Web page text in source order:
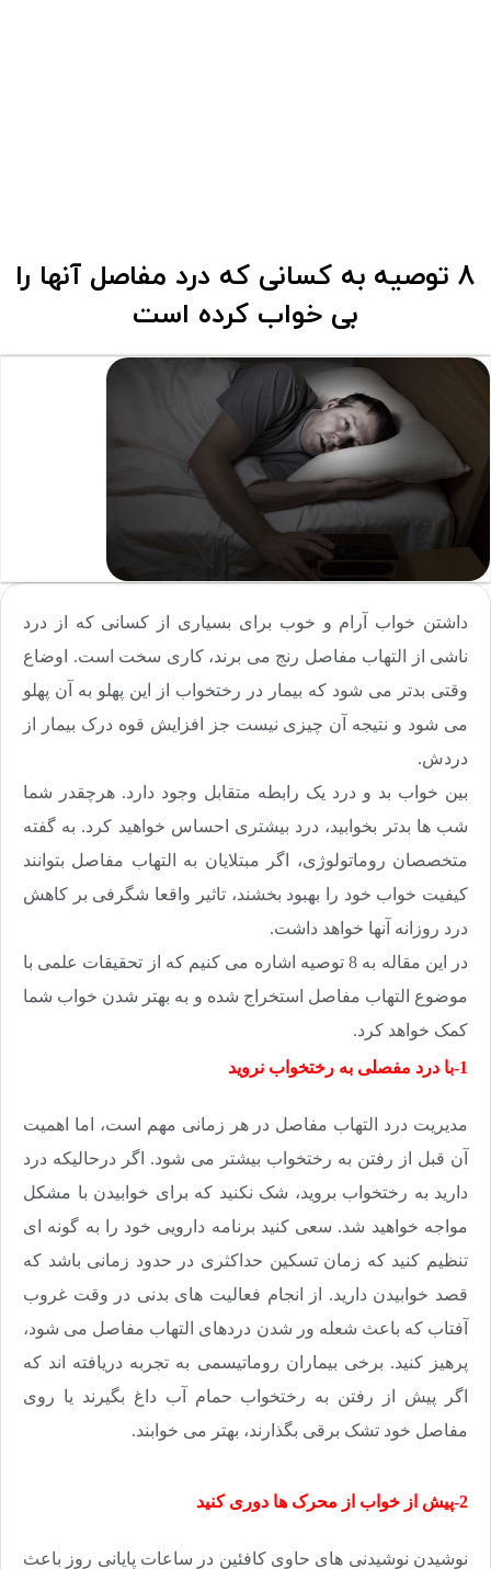
8 توصیه به کسانی که درد مفاصل آنها را
بی خواب کرده است
داشتن خواب آرام و خوب برای بسیاری از کسانی که از درد
ناشی از التهاب مفاصل رنج می برند، کاری سخت است. اوضاع
وقتی بدتر می شود که بیمار در رختخواب از این پهلو به آن پهلو
می شود و نتیجه آن چیزی نیست جز افزایش قوه درک بیمار از
دردش.
بین خواب بد و درد یک رابطه متقابل وجود دارد. هرچقدر شما
شب ها بدتر بخوابید، درد بیشتری احساس خواهید کرد. به گفته
متخصصان روماتولوژی، اگر مبتلایان به التهاب مفاصل بتوانند
کیفیت خواب خود را بهبود بخشند، تاثیر واقعا شگرفی بر کاهش
درد روزانه آنها خواهد داشت.
در این مقاله به 8 توصیه اشاره می کنیم که از تحقیقات علمی با
موضوع التهاب مفاصل استخراج شده و به بهتر شدن خواب شما
کمک خواهد کرد.
1-با درد مفصلی به رختخواب نروید
مدیریت درد التهاب مفاصل در هر زمانی مهم است، اما اهمیت
آن قبل از رفتن به رختخواب بیشتر می شود. اگر درحالیکه درد
دارید به رختخواب بروید، شک نکنید که برای خوابیدن با مشکل
مواجه خواهید شد. سعی کنید برنامه دارویی خود را به گونه ای
تنظیم کنید که زمان تسکین حداکثری در حدود زمانی باشد که
قصد خوابیدن دارید. از انجام فعالیت های بدنی در وقت غروب
آفتاب که باعث شعله ور شدن دردهای التهاب مفاصل می شود،
پرهیز کنید. برخی بیماران روماتیسمی به تجربه دریافته اند که
اگر پیش از رفتن به رختخواب حمام آب داغ بگیرند یا روی
مفاصل خود تشک برقی بگذارند، بهتر می خوابند.
2-پیش از خواب از محرک ها دوری کنید
نوشیدن نوشیدنی های حاوی کافئین در ساعات پایانی روز باعث